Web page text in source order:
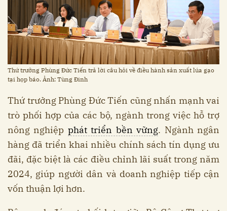
Thứ trưởng Phùng Đức Tiến trả lời câu hỏi về điều hành sản xuất lúa gạo
tại họp báo. Ảnh: Tùng Đinh
Thứ trưởng Phùng Đức Tiến cũng nhấn mạnh vai
trò phối hợp của các bộ, ngành trong việc hỗ trợ
nông nghiệp phát triển bền vững. Ngành ngân
hàng đã triển khai nhiều chính sách tín dụng ưu
đãi, đặc biệt là các điều chỉnh lãi suất trong năm
2024, giúp người dân và doanh nghiệp tiếp cận
vốn thuận lợi hơn.